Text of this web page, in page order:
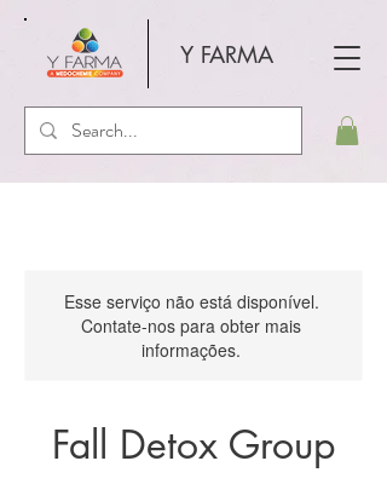
Y FARMA
Esse serviço não está disponível.
Contate-nos para obter mais
informações.
Fall Detox Group